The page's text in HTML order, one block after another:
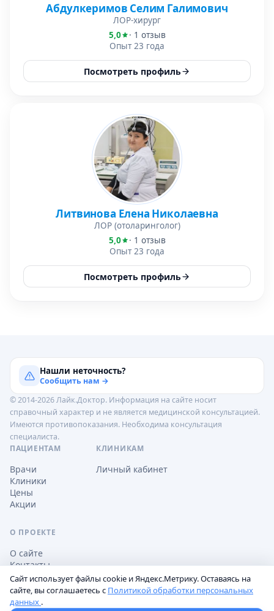
Абдулкеримов Селим Галимович
ЛОР-хирург
5,0
· 1 отзыв
Опыт 23 года
Посмотреть профиль
Литвинова Елена Николаевна
ЛОР (отоларинголог)
5,0
· 1 отзыв
Опыт 23 года
Посмотреть профиль
Нашли неточность?
Сообщить нам →
© 2014-2026 Лайк.Доктор. Информация на сайте носит
справочный характер и не является медицинской консультацией.
Имеются противопоказания. Необходима консультация
специалиста.
ПАЦИЕНТАМ
Врачи
Клиники
Цены
Акции
КЛИНИКАМ
Личный кабинет
О ПРОЕКТЕ
О сайте
Контакты
Обработка персональных данных
Сайт использует файлы cookie и Яндекс.Метрику. Оставаясь на
сайте, вы соглашаетесь с Политикой обработки персональных
данных .